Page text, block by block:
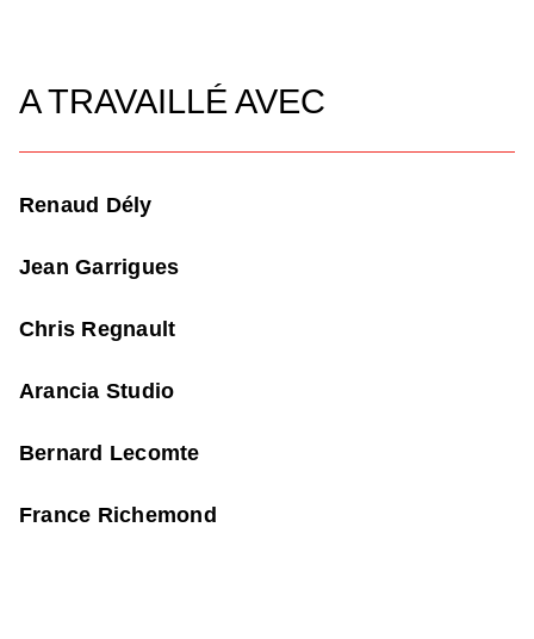
A TRAVAILLÉ AVEC
Renaud Dély
Jean Garrigues
Chris Regnault
Arancia Studio
Bernard Lecomte
France Richemond